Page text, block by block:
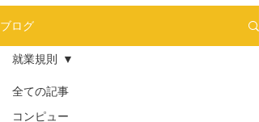
ブログ
全ての記事
コンピュー
就業規則